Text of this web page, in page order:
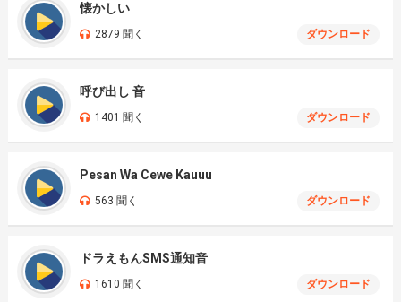
懐かしい
2879 聞く ダウンロード
呼び出し 音
1401 聞く ダウンロード
Pesan Wa Cewe Kauuu
563 聞く ダウンロード
ドラえもんSMS通知音
1610 聞く ダウンロード